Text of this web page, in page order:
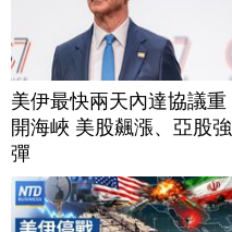
美伊最快兩天內達協議重
開海峽 美股飆漲、亞股強
彈